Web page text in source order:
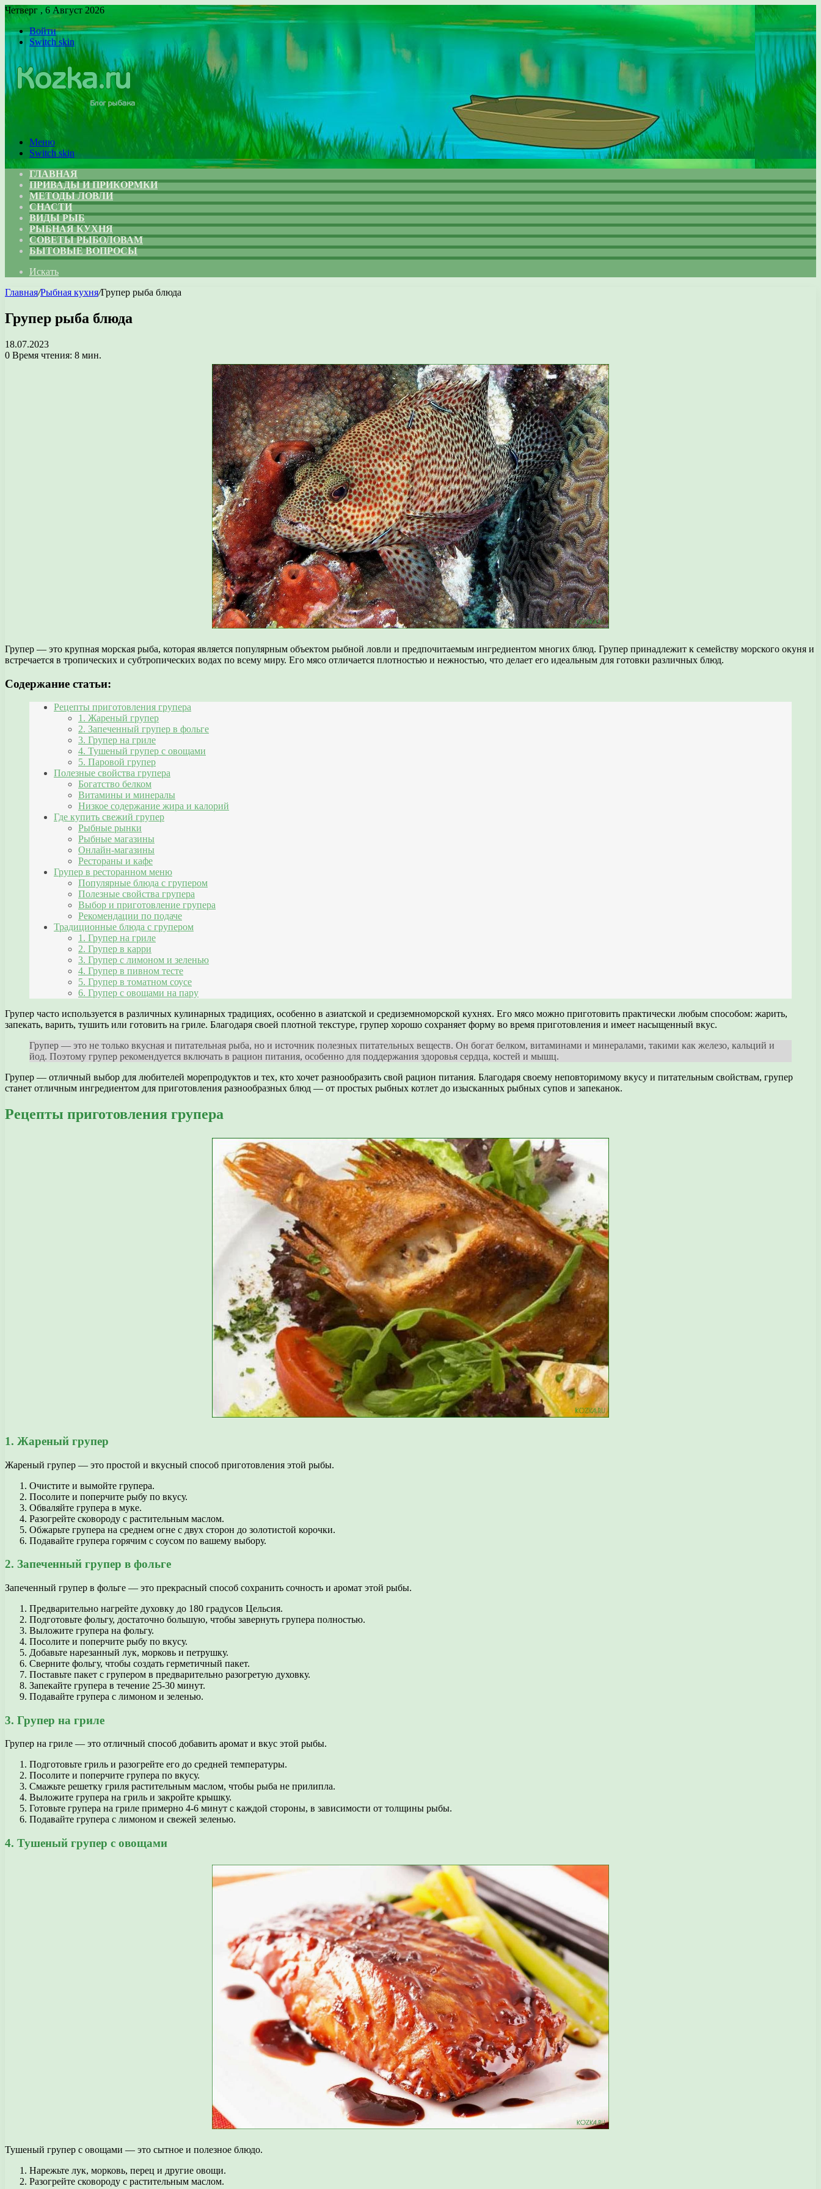
Четверг , 6 Август 2026
Войти
Switch skin
Меню
Switch skin
ГЛАВНАЯ
ПРИВАДЫ И ПРИКОРМКИ
МЕТОДЫ ЛОВЛИ
СНАСТИ
ВИДЫ РЫБ
РЫБНАЯ КУХНЯ
СОВЕТЫ РЫБОЛОВАМ
БЫТОВЫЕ ВОПРОСЫ
Искать
Главная/Рыбная кухня/Групер рыба блюда
Групер рыба блюда
18.07.2023
0 Время чтения: 8 мин.
Групер — это крупная морская рыба, которая является популярным объектом рыбной ловли и предпочитаемым ингредиентом многих блюд. Групер принадлежит к семейству морского окуня и
встречается в тропических и субтропических водах по всему миру. Его мясо отличается плотностью и нежностью, что делает его идеальным для готовки различных блюд.
Содержание статьи:
Рецепты приготовления групера
1. Жареный групер
2. Запеченный групер в фольге
3. Групер на гриле
4. Тушеный групер с овощами
5. Паровой групер
Полезные свойства групера
Богатство белком
Витамины и минералы
Низкое содержание жира и калорий
Где купить свежий групер
Рыбные рынки
Рыбные магазины
Онлайн-магазины
Рестораны и кафе
Групер в ресторанном меню
Популярные блюда с групером
Полезные свойства групера
Выбор и приготовление групера
Рекомендации по подаче
Традиционные блюда с групером
1. Групер на гриле
2. Групер в карри
3. Групер с лимоном и зеленью
4. Групер в пивном тесте
5. Групер в томатном соусе
6. Групер с овощами на пару
Групер часто используется в различных кулинарных традициях, особенно в азиатской и средиземноморской кухнях. Его мясо можно приготовить практически любым способом: жарить,
запекать, варить, тушить или готовить на гриле. Благодаря своей плотной текстуре, групер хорошо сохраняет форму во время приготовления и имеет насыщенный вкус.
Групер — это не только вкусная и питательная рыба, но и источник полезных питательных веществ. Он богат белком, витаминами и минералами, такими как железо, кальций и
йод. Поэтому групер рекомендуется включать в рацион питания, особенно для поддержания здоровья сердца, костей и мышц.
Групер — отличный выбор для любителей морепродуктов и тех, кто хочет разнообразить свой рацион питания. Благодаря своему неповторимому вкусу и питательным свойствам, групер
станет отличным ингредиентом для приготовления разнообразных блюд — от простых рыбных котлет до изысканных рыбных супов и запеканок.
Рецепты приготовления групера
1. Жареный групер
Жареный групер — это простой и вкусный способ приготовления этой рыбы.
Очистите и вымойте групера.
Посолите и поперчите рыбу по вкусу.
Обваляйте групера в муке.
Разогрейте сковороду с растительным маслом.
Обжарьте групера на среднем огне с двух сторон до золотистой корочки.
Подавайте групера горячим с соусом по вашему выбору.
2. Запеченный групер в фольге
Запеченный групер в фольге — это прекрасный способ сохранить сочность и аромат этой рыбы.
Предварительно нагрейте духовку до 180 градусов Цельсия.
Подготовьте фольгу, достаточно большую, чтобы завернуть групера полностью.
Выложите групера на фольгу.
Посолите и поперчите рыбу по вкусу.
Добавьте нарезанный лук, морковь и петрушку.
Сверните фольгу, чтобы создать герметичный пакет.
Поставьте пакет с групером в предварительно разогретую духовку.
Запекайте групера в течение 25-30 минут.
Подавайте групера с лимоном и зеленью.
3. Групер на гриле
Групер на гриле — это отличный способ добавить аромат и вкус этой рыбы.
Подготовьте гриль и разогрейте его до средней температуры.
Посолите и поперчите групера по вкусу.
Смажьте решетку гриля растительным маслом, чтобы рыба не прилипла.
Выложите групера на гриль и закройте крышку.
Готовьте групера на гриле примерно 4-6 минут с каждой стороны, в зависимости от толщины рыбы.
Подавайте групера с лимоном и свежей зеленью.
4. Тушеный групер с овощами
Тушеный групер с овощами — это сытное и полезное блюдо.
Нарежьте лук, морковь, перец и другие овощи.
Разогрейте сковороду с растительным маслом.